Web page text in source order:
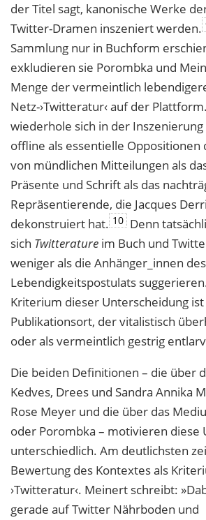
der Titel sagt, kanonische Werke
Twitter-Dramen inszeniert werden.
Sammlung nur in Buchform
exkludieren sie Porombka und
Menge der vermeintlich
Netz-›Twitteratur‹ auf der
wiederhole sich in der
offline als essentielle Oppositionen
von mündlichen Mitteilungen als
Präsente und Schrift als das
Repräsentierende, die Jacques
dekonstruiert hat. 10 Denn
sich Twitterature im Buch und
weniger als die Anhänger_innen des
Lebendigkeitspostulats
Kriterium dieser Unterscheidung
Publikationsort, der vitalistisch
oder als vermeintlich gestrig
Die beiden Definitionen – die über
Kedves, Drees und Sandra Annika
Rose Meyer und die über das
oder Porombka – motivieren diese
unterschiedlich. Am deutlichsten
Bewertung des Kontextes als
›Twitteratur‹. Meinert schreibt:
gerade auf Twitter Nährboden und